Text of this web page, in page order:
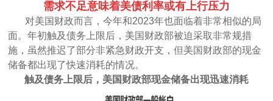
需求不足意味着美债利率或有上行压力
对美国财政而言，今年和2023年也面临着非常相似的局
面。年初触及债务上限后，美国财政部被迫采取非常规措
施，虽然推迟了部分非紧急财政开支，但美国财政部的现金
储备都出现了快速消耗的情况。
触及债务上限后，美国财政部现金储备出现迅速消耗